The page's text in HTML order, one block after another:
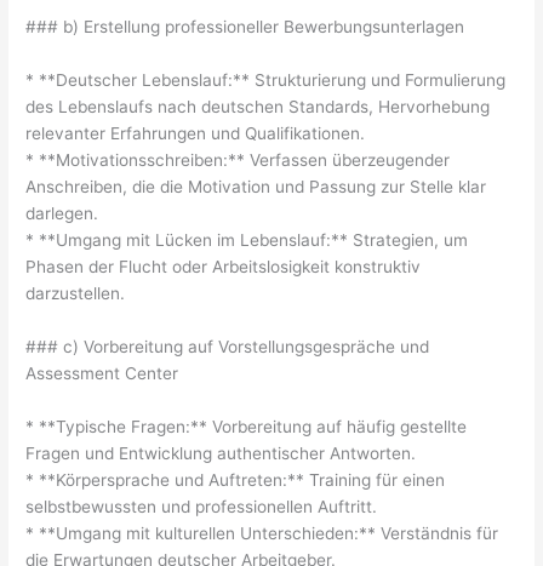
### b) Erstellung professioneller Bewerbungsunterlagen
* **Deutscher Lebenslauf:** Strukturierung und Formulierung
des Lebenslaufs nach deutschen Standards, Hervorhebung
relevanter Erfahrungen und Qualifikationen.
* **Motivationsschreiben:** Verfassen überzeugender
Anschreiben, die die Motivation und Passung zur Stelle klar
darlegen.
* **Umgang mit Lücken im Lebenslauf:** Strategien, um
Phasen der Flucht oder Arbeitslosigkeit konstruktiv
darzustellen.
### c) Vorbereitung auf Vorstellungsgespräche und
Assessment Center
* **Typische Fragen:** Vorbereitung auf häufig gestellte
Fragen und Entwicklung authentischer Antworten.
* **Körpersprache und Auftreten:** Training für einen
selbstbewussten und professionellen Auftritt.
* **Umgang mit kulturellen Unterschieden:** Verständnis für
die Erwartungen deutscher Arbeitgeber.